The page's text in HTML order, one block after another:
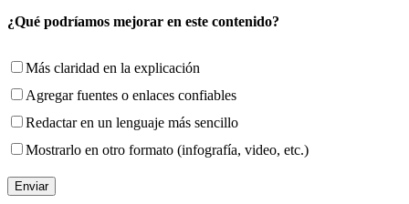
¿Qué podríamos mejorar en este contenido?
Más claridad en la explicación
Agregar fuentes o enlaces confiables
Redactar en un lenguaje más sencillo
Mostrarlo en otro formato (infografía, video, etc.)